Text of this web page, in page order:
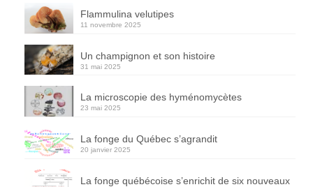
Flammulina velutipes
11 novembre 2025
Un champignon et son histoire
31 mai 2025
La microscopie des hyménomycètes
23 mai 2025
La fonge du Québec s’agrandit
20 janvier 2025
La fonge québécoise s’enrichit de six nouveaux